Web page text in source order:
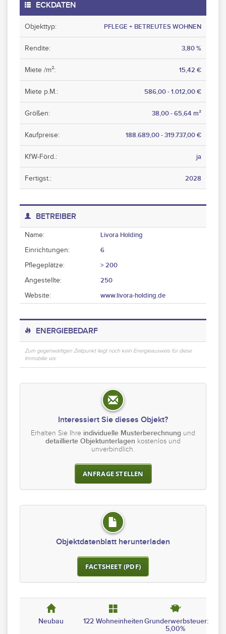
ECKDATEN
Objekttyp: PFLEGE + BETREUTES WOHNEN
Rendite: 3,80 %
Miete /m²: 15,42 €
Miete p.M.: 586,00 - 1.012,00 €
Größen: 38,00 - 65,64 m²
Kaufpreise: 188.689,00 - 319.737,00 €
KfW-Förd.: ja
Fertigst.: 2028
BETREIBER
Name:
Livora Holding
Einrichtungen:
6
Pflegeplätze:
> 200
Angestellte:
250
Website:
www.livora-holding.de
ENERGIEBEDARF
Zum gegenwärtigen Zeitpunkt liegt noch kein Energieausweis für diese
Immobilie vor.
Interessiert Sie dieses Objekt?
Erhalten Sie Ihre individuelle Musterberechnung und
detaillierte Objektunterlagen kostenlos und
unverbindlich.
ANFRAGE STELLEN
Objektdatenblatt herunterladen
FACTSHEET (PDF)
Neubau 122 WohneinheitenGrunderwerbsteuer:
5,00%